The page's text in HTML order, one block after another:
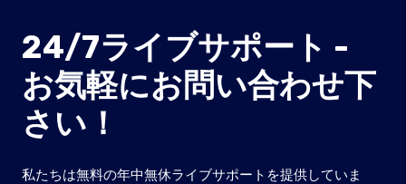
24/7ライブサポート -
お気軽にお問い合わせ下
さい！
私たちは無料の年中無休ライブサポートを提供していま